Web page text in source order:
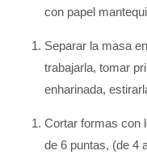
con papel
Separar la masa
trabajarla, tomar
enharinada,
Cortar formas con
de 6 puntas, (de 4